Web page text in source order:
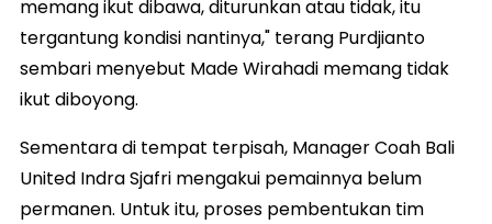
memang ikut dibawa, diturunkan atau tidak, itu
tergantung kondisi nantinya," terang Purdjianto
sembari menyebut Made Wirahadi memang tidak
ikut diboyong.
Sementara di tempat terpisah, Manager Coah Bali
United Indra Sjafri mengakui pemainnya belum
permanen. Untuk itu, proses pembentukan tim